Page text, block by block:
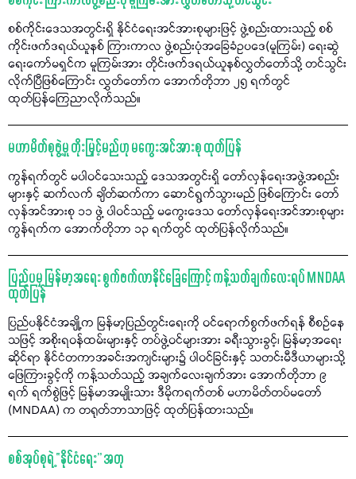
စစ်ကိုင်းဒေသအတွင်းရှိ နိုင်ငံရေးအင်အားစုများဖြင့် ဖွဲ့စည်းထားသည့် စစ်
ကိုင်းဖက်ဒရယ်ယူနစ် ကြားကာလ ဖွဲ့စည်းပုံအခြေခံဥပဒေ(မူကြမ်း) ရေးဆွဲ
ရေးကော်မရှင်က မူကြမ်းအား တိုင်းဖက်ဒရယ်ယူနစ်လွှတ်တော်သို့ တင်သွင်း
လိုက်ပြီဖြစ်ကြောင်း လွှတ်တော်က အောက်တိုဘာ ၂၅ ရက်တွင်
ထုတ်ပြန်ကြေညာလိုက်သည်။
မဟာမိတ်စုဖွဲ့မှု တိုးမြှင့်မည်ဟု မကွေးအင်အားစု ထုတ်ပြန်
ကွန်ရက်တွင် မပါဝင်သေးသည့် ဒေသအတွင်းရှိ တော်လှန်ရေးအဖွဲ့အစည်း
များနှင့် ဆက်လက် ချိတ်ဆက်ကာ ဆောင်ရွက်သွားမည် ဖြစ်ကြောင်း တော်
လှန်အင်အားစု ၁၁ ဖွဲ့ ပါဝင်သည့် မကွေးဒေသ တော်လှန်ရေးအင်အားစုများ
ကွန်ရက်က အောက်တိုဘာ ၁၃ ရက်တွင် ထုတ်ပြန်လိုက်သည်။
ပြည်ပမှ မြန်မာ့အရေး စွက်ဖက်လာနိုင်ခြေကြောင့် ကန့်သတ်ချက်လေးရပ် MNDAA
ထုတ်ပြန်
ပြည်ပနိုင်ငံအချို့က မြန်မာ့ပြည်တွင်းရေးကို ဝင်ရောက်စွက်ဖက်ရန် စီစဉ်နေ
သဖြင့် အစိုးရဝန်ထမ်းများနှင့် တပ်ဖွဲ့ဝင်များအား ခရီးသွားခွင့်၊ မြန်မာ့အရေး
ဆိုင်ရာ နိုင်ငံတကာအခင်းအကျင်းများ၌ ပါဝင်ခြင်းနှင့် သတင်းမီဒီယာများသို့
ဖြေကြားခွင့်ကို ကန့်သတ်သည့် အချက်လေးချက်အား အောက်တိုဘာ ၉
ရက် ရက်စွဲဖြင့် မြန်မာအမျိုးသား ဒီမိုကရက်တစ် မဟာမိတ်တပ်မတော်
(MNDAA) က တရုတ်ဘာသာဖြင့် ထုတ်ပြန်ထားသည်။
စစ်အုပ်စုရဲ့ “နိုင်ငံရေး” အတု